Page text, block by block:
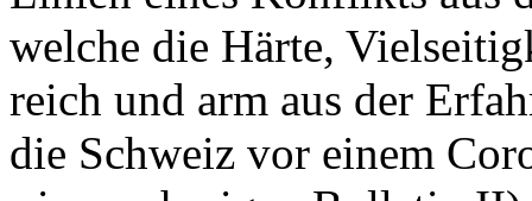
welche die Härte,
reich und arm aus der
die Schweiz vor einem